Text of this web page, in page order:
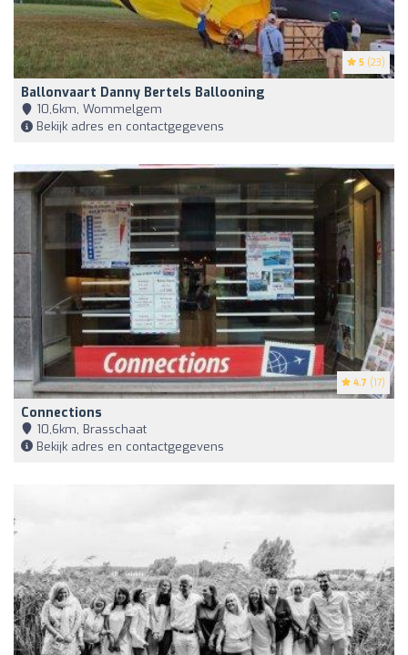
5 (23)
Ballonvaart Danny Bertels Ballooning
10,6km, Wommelgem
Bekijk adres en contactgegevens
4.7 (17)
Connections
10,6km, Brasschaat
Bekijk adres en contactgegevens